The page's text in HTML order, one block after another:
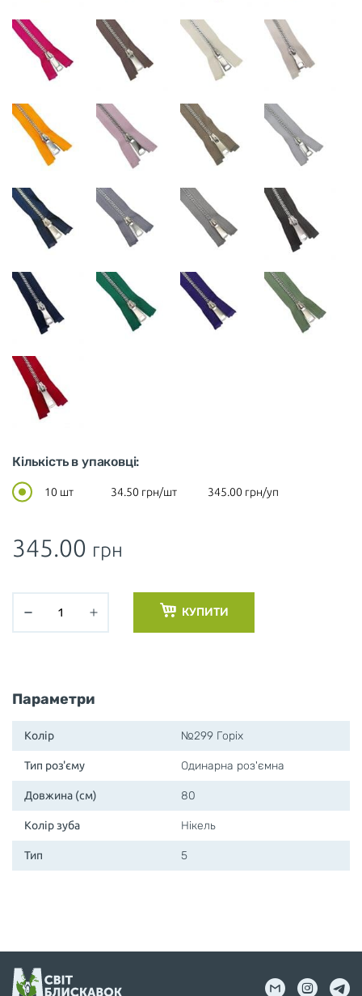
Кількість в упаковці:
10 шт 34.50 грн/шт 345.00 грн/уп
345.00 грн
КУПИТИ
Параметри
Колір №299 Горіх
Тип роз'єму Одинарна роз'ємна
Довжина (см) 80
Колір зуба Нікель
Тип 5